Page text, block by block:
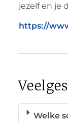
jezelf en je
https://
Welke